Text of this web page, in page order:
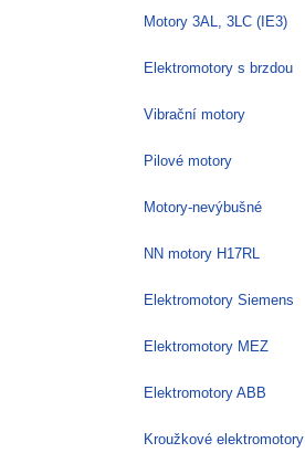
Motory 3AL, 3LC (IE3)
Elektromotory s brzdou
Vibrační motory
Pilové motory
Motory-nevýbušné
NN motory H17RL
Elektromotory Siemens
Elektromotory MEZ
Elektromotory ABB
Kroužkové elektromotory